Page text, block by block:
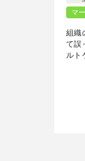
マ
組織
て誤
ルト